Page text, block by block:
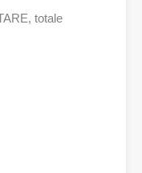
totale